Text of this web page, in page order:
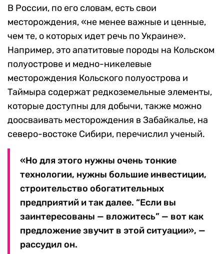
В России, по его словам, есть свои
месторождения, «не менее важные и ценные,
чем те, о которых идет речь по Украине».
Например, это апатитовые породы на Кольском
полуострове и медно-никелевые
месторождения Кольского полуострова и
Таймыра содержат редкоземельные элементы,
которые доступны для добычи, также можно
доосваивать месторождения в Забайкалье, на
северо-востоке Сибири, перечислил ученый.
«Но для этого нужны очень тонкие
технологии, нужны большие инвестиции,
строительство обогатительных
предприятий и так далее. “Если вы
заинтересованы — вложитесь” — вот как
предложение звучит в этой ситуации», —
рассудил он.